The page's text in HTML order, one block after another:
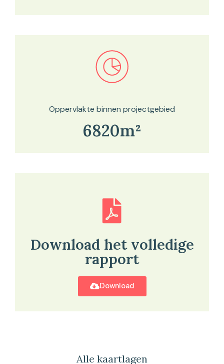
Bekijk in onze kaartviewer
Oppervlakte binnen projectgebied
6820m²
Download het volledige
rapport
Download
Alle kaartlagen